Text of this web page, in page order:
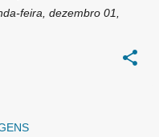
feira, dezembro 01,